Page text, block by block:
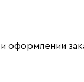
оформлении